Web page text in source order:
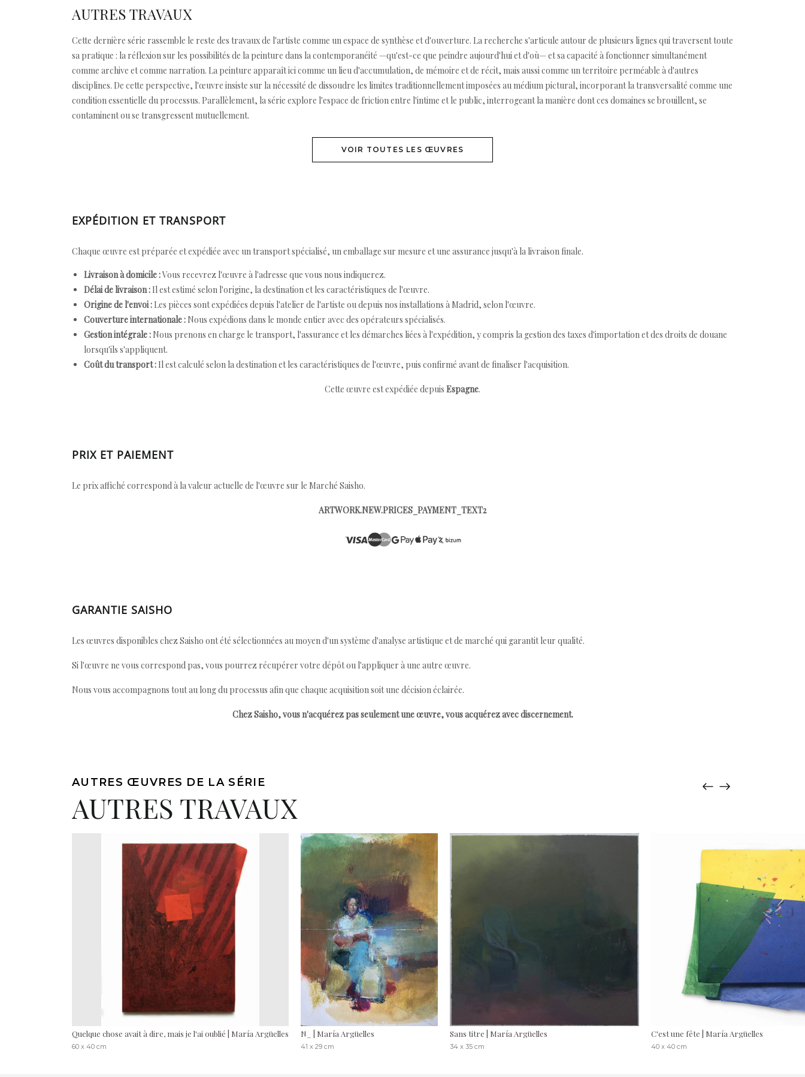
AUTRES TRAVAUX
Cette dernière série rassemble le reste des travaux de l'artiste comme un espace de synthèse et d'ouverture. La recherche s'articule autour de plusieurs lignes qui traversent toute
sa pratique : la réflexion sur les possibilités de la peinture dans la contemporanéité —qu'est-ce que peindre aujourd'hui et d'où— et sa capacité à fonctionner simultanément
comme archive et comme narration. La peinture apparaît ici comme un lieu d'accumulation, de mémoire et de récit, mais aussi comme un territoire perméable à d'autres
disciplines. De cette perspective, l'œuvre insiste sur la nécessité de dissoudre les limites traditionnellement imposées au médium pictural, incorporant la transversalité comme une
condition essentielle du processus. Parallèlement, la série explore l'espace de friction entre l'intime et le public, interrogeant la manière dont ces domaines se brouillent, se
contaminent ou se transgressent mutuellement.
VOIR TOUTES LES ŒUVRES
EXPÉDITION ET TRANSPORT
Chaque œuvre est préparée et expédiée avec un transport spécialisé, un emballage sur mesure et une assurance jusqu'à la livraison finale.
Livraison à domicile :Vous recevrez l'œuvre à l'adresse que vous nous indiquerez.
Délai de livraison : Il est estimé selon l'origine, la destination et les caractéristiques de l'œuvre.
Origine de l'envoi : Les pièces sont expédiées depuis l'atelier de l'artiste ou depuis nos installations à Madrid, selon l'œuvre.
Couverture internationale : Nous expédions dans le monde entier avec des opérateurs spécialisés.
Gestion intégrale : Nous prenons en charge le transport, l'assurance et les démarches liées à l'expédition, y compris la gestion des taxes d'importation et des droits de douane
lorsqu'ils s'appliquent.
Coût du transport : Il est calculé selon la destination et les caractéristiques de l'œuvre, puis confirmé avant de finaliser l'acquisition.
Cette œuvre est expédiée depuis Espagne.
PRIX ET PAIEMENT
Le prix affiché correspond à la valeur actuelle de l'œuvre sur le Marché Saisho.
ARTWORK.NEW.PRICES_PAYMENT_TEXT2
GARANTIE SAISHO
Les œuvres disponibles chez Saisho ont été sélectionnées au moyen d'un système d'analyse artistique et de marché qui garantit leur qualité.
Si l'œuvre ne vous correspond pas, vous pourrez récupérer votre dépôt ou l'appliquer à une autre œuvre.
Nous vous accompagnons tout au long du processus afin que chaque acquisition soit une décision éclairée.
Chez Saisho, vous n'acquérez pas seulement une œuvre, vous acquérez avec discernement.
AUTRES ŒUVRES DE LA SÉRIE
AUTRES TRAVAUX
Quelque chose avait à dire, mais je l'ai oublié | María Argüelles
60 x 40 cm
N_ | María Argüelles
41 x 29 cm
Sans titre | María Argüelles
34 x 35 cm
C'est une fête | María Argüelles
40 x 40 cm